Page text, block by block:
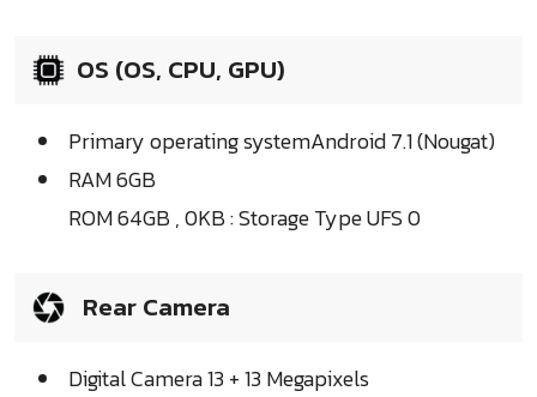
OS (OS, CPU, GPU)
Primary operating systemAndroid 7.1 (Nougat)
RAM 6GB
ROM 64GB , 0KB : Storage Type UFS 0
Rear Camera
Digital Camera 13 + 13 Megapixels